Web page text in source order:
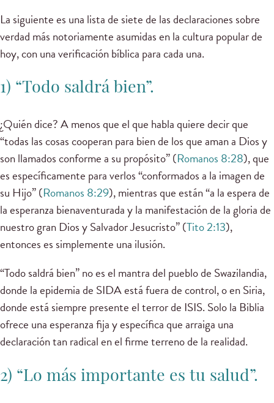
La siguiente es una lista de siete de las declaraciones sobre
verdad más notoriamente asumidas en la cultura popular de
hoy, con una verificación bíblica para cada una.
1) “Todo saldrá bien”.
¿Quién dice? A menos que el que habla quiere decir que
“todas las cosas cooperan para bien de los que aman a Dios y
son llamados conforme a su propósito” (Romanos 8:28), que
es específicamente para verlos “conformados a la imagen de
su Hijo” (Romanos 8:29), mientras que están “a la espera de
la esperanza bienaventurada y la manifestación de la gloria de
nuestro gran Dios y Salvador Jesucristo” (Tito 2:13),
entonces es simplemente una ilusión.
“Todo saldrá bien” no es el mantra del pueblo de Swazilandia,
donde la epidemia de SIDA está fuera de control, o en Siria,
donde está siempre presente el terror de ISIS. Solo la Biblia
ofrece una esperanza fija y específica que arraiga una
declaración tan radical en el firme terreno de la realidad.
2) “Lo más importante es tu salud”.